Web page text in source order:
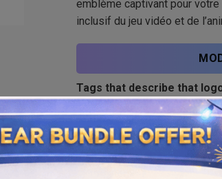
emblème captivant pour
inclusif du jeu vidéo et de
Tags that describe that
Rond ,Cartoon